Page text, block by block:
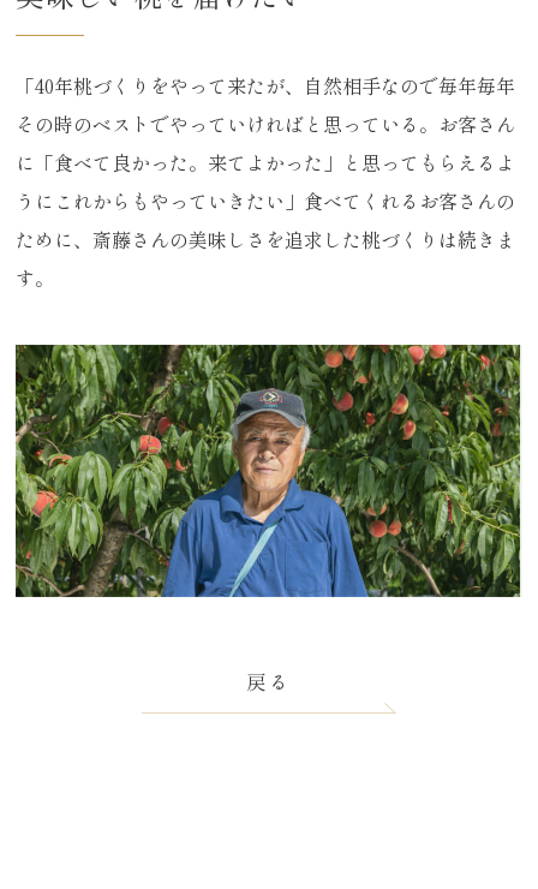
「40年桃づくりをやって来たが、自然相手なので毎年毎年
その時のベストでやっていければと思っている。お客さん
に「食べて良かった。来てよかった」と思ってもらえるよ
うにこれからもやっていきたい」食べてくれるお客さんの
ために、斎藤さんの美味しさを追求した桃づくりは続きま
す。
戻る